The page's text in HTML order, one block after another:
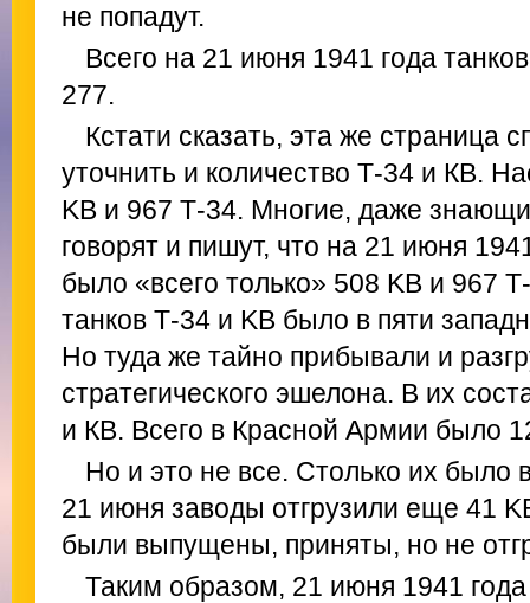
не попадут.
Всего на 21 июня 1941 года
277.
Кстати сказать, эта же страница
уточнить и количество Т-34 и КВ.
KB и 967 Т-34. Многие, даже
говорят и пишут, что на 21 июня
было «всего только» 508 KB и 967
танков Т-34 и KB было в пяти
Но туда же тайно прибывали и
стратегического эшелона. В их
и КВ. Всего в Красной Армии было
Но и это не все. Столько их было
21 июня заводы отгрузили еще 41
были выпущены, приняты, но не
Таким образом, 21 июня 1941